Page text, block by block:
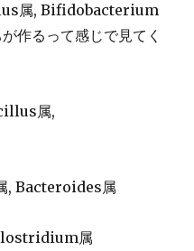
属, Bifidobacterium
作るって感じで見てく
属,
, Bacteroides属
属